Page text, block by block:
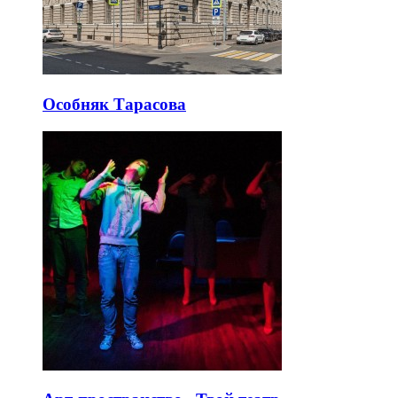
Особняк Тарасова